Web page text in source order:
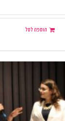
הוספה לסל